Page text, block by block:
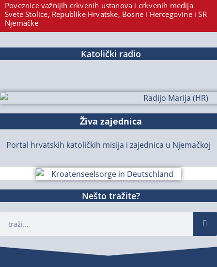
Poveznice važnijih crkvenih ustanova i crkvenih medija
Svete Stolice, Republike Hrvatske, Bosne i Hercegovine i SR
Njemačke
Katolički radio
Živa zajednica
Portal hrvatskih katoličkih misija i zajednica u Njemačkoj
Nešto tražite?